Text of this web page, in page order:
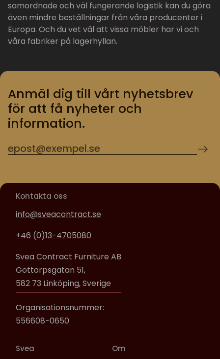
samordnade och väl fungerande logistik kan du göra
även mindre beställningar från våra producenter i
Europa. Och du vet väl att vissa möbler har vi och
våra fabriker på lagerhyllan.
Anmäl dig till vårt nyhetsbrev
för att få nyheter och
information.
Kontakta oss
info@sveacontract.se
+46 (0)13-4705080
Svea Contract Furniture AB
Gottorpsgatan 51,
582 73 Linköping, Sverige
Organisationsnummer:
556608-0650
Svea Om